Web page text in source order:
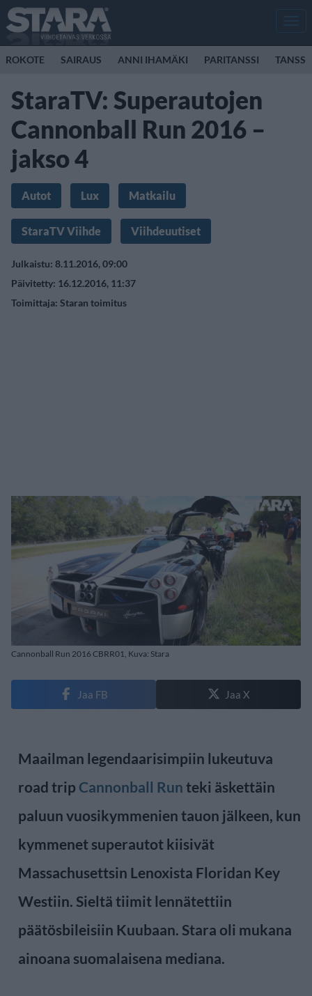
ROKOTE SAIRAUS ANNI IHAMÄKI PARITANSSI TANSSI
StaraTV: Superautojen
Cannonball Run 2016 –
jakso 4
Autot Lux Matkailu
StaraTV Viihde Viihdeuutiset
Julkaistu: 8.11.2016, 09:00
Päivitetty: 16.12.2016, 11:37
Toimittaja: Staran toimitus
Cannonball Run 2016 CBRR01, Kuva: Stara
Jaa FB Jaa X
Maailman legendaarisimpiin lukeutuva
road trip Cannonball Run teki äskettäin
paluun vuosikymmenien tauon jälkeen, kun
kymmenet superautot kiisivät
Massachusettsin Lenoxista Floridan Key
Westiin. Sieltä tiimit lennätettiin
päätösbileisiin Kuubaan. Stara oli mukana
ainoana suomalaisena mediana.